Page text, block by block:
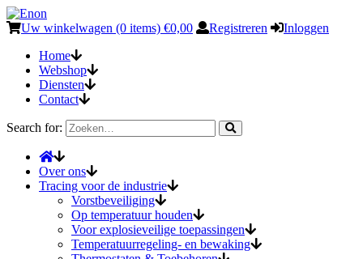
Uw winkelwagen (0 items) €0,00 Registreren
Inloggen
Home
Webshop
Diensten
Contact
Search for:
Over ons
Tracing voor de industrie
Vorstbeveiliging
Op temperatuur houden
Voor explosieveilige toepassingen
Temperatuurregeling- en bewaking